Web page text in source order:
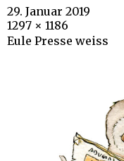
29. Januar 2019
1297 × 1186
Eule Presse weiss